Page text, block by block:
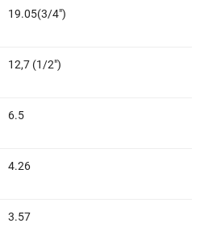
19.05(3/4")
12,7 (1/2")
6.5
4.26
3.57